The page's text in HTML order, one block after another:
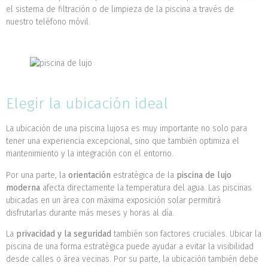
el sistema de filtración o de limpieza de la piscina a través de
nuestro teléfono móvil.
Elegir la ubicación ideal
La ubicación de una piscina lujosa es muy importante no solo para
tener una experiencia excepcional, sino que también optimiza el
mantenimiento y la integración con el entorno.
Por una parte, la orientación estratégica de la piscina de lujo
moderna afecta directamente la temperatura del agua. Las piscinas
ubicadas en un área con máxima exposición solar permitirá
disfrutarlas durante más meses y horas al día.
La privacidad y la seguridad también son factores cruciales. Ubicar la
piscina de una forma estratégica puede ayudar a evitar la visibilidad
desde calles o área vecinas. Por su parte, la ubicación también debe